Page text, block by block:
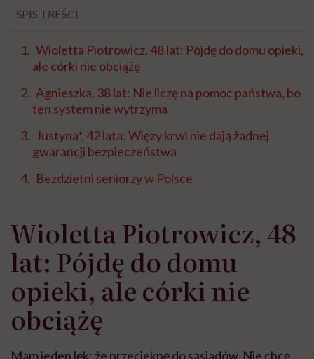
SPIS TREŚCI
Wioletta Piotrowicz, 48 lat: Pójdę do domu opieki,
ale córki nie obciążę
Agnieszka, 38 lat: Nie liczę na pomoc państwa, bo
ten system nie wytrzyma
Justyna*, 42 lata: Więzy krwi nie dają żadnej
gwarancji bezpieczeństwa
Bezdzietni seniorzy w Polsce
Wioletta Piotrowicz, 48
lat: Pójdę do domu
opieki, ale córki nie
obciążę
Mam jeden lęk: że przecieknę do sąsiadów. Nie chcę